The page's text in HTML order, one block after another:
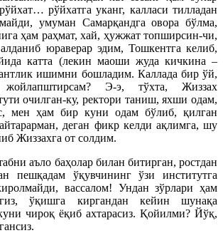
рўйхатга уканг, калласи тилладан
умуман Самарқандга овора бўлма,
ҳам раҳмат, хай, ҳужжат топширсин-чи,
юраверар эдим, Тошкентга келиб,
катта (лекин маоши жуда кичкина –
ишимни бошладим. Каллада бир ўй,
Э-э, тўхта, Жиззах
очилган-ку, ректори таниш, яхши одам,
мен ҳам бир куни одам бўлиб, қилган
деган фикр келди ақлимга, шу
Жиззахга от солдим.
аъло баҳолар билан битирган, ростдан
пешқадам ўқувчининг ўзи институтга
вассалом! Ундан зўрлари ҳам
ўқишга киргандан кейин шунақа
чироқ ёқиб ахтарасиз. Қойилми? Йўқ,